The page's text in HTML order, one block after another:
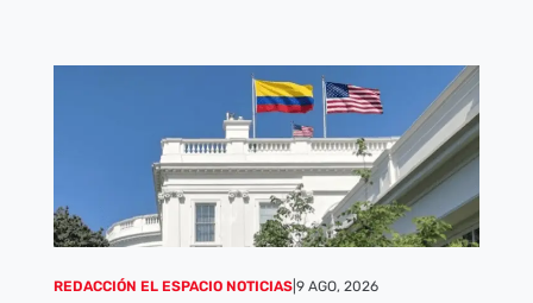
REDACCIÓN EL ESPACIO NOTICIAS| 9 AGO, 2026